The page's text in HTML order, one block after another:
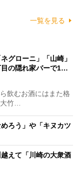
一覧を見る
グローニ」「山崎」
目の隠れ家バーで1…
飲むお酒にはまた格
竹…
ろう」や「キヌカツ
えて「川崎の大衆酒